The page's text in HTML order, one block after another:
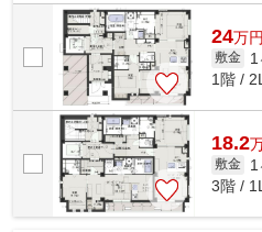
シンプルながらも風の通り道がしっか...
24万円
敷金 1
1階 /
18.2
敷金 1
3階 /